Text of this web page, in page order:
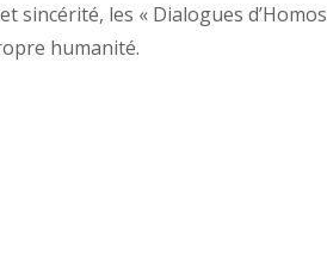
les « Dialogues d’Homos
humanité.